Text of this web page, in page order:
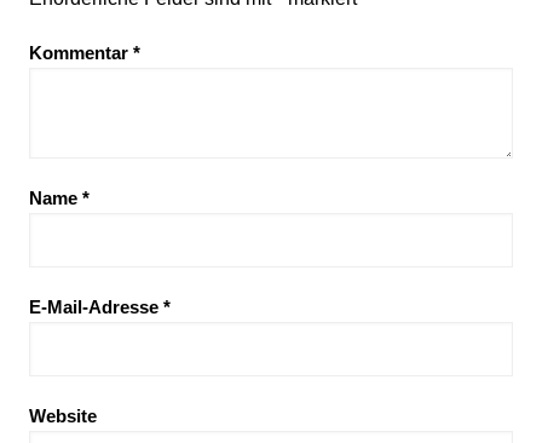
Kommentar *
Name *
E-Mail-Adresse *
Website